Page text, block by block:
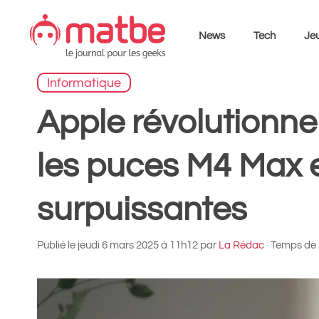
contenu
News Tech
Informatique
Apple
les puces M4 Max
surpuissantes
Publié le jeudi 6 mars 2025 à 11h12 par La Rédac · Temps de